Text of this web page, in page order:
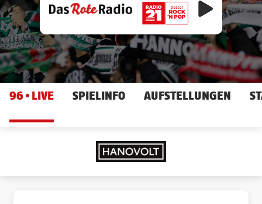
96 LIVE SPIELINFO AUFSTELLUNGEN